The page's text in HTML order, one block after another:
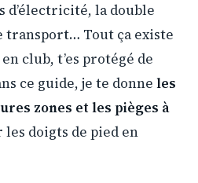
d’électricité, la double
transport… Tout ça existe
club, t’es protégé de
ce guide, je te donne les
zones et les pièges à
doigts de pied en